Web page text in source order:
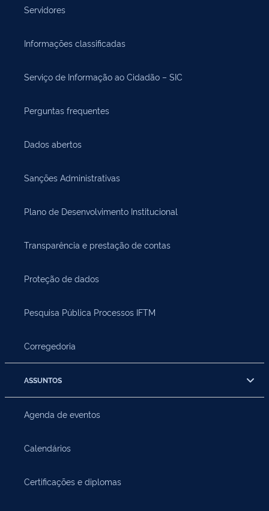
Servidores
Informações classificadas
Serviço de Informação ao Cidadão – SIC
Perguntas frequentes
Dados abertos
Sanções Administrativas
Plano de Desenvolvimento Institucional
Transparência e prestação de contas
Proteção de dados
Pesquisa Pública Processos IFTM
Corregedoria
ASSUNTOS
Agenda de eventos
Calendários
Certificações e diplomas